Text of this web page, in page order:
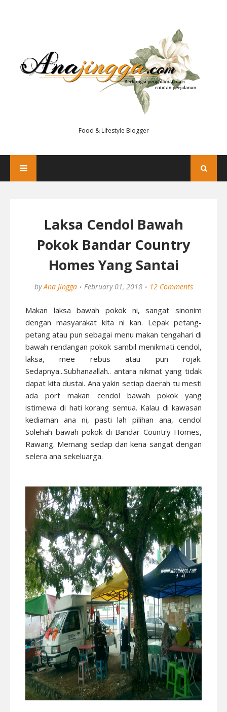
Food & Lifestyle Blogger
Laksa Cendol Bawah
Pokok Bandar Country
Homes Yang Santai
by Ana Jingga February 01, 2018 12 Comments
Makan laksa bawah pokok ni, sangat sinonim
dengan masyarakat kita ni kan. Lepak petang-
petang atau pun sebagai menu makan tengahari di
bawah rendangan pokok sambil menikmati cendol,
laksa, mee rebus atau pun rojak.
Sedapnya...Subhanaallah.. antara nikmat yang tidak
dapat kita dustai. Ana yakin setiap daerah tu mesti
ada port makan cendol bawah pokok yang
istimewa di hati korang semua. Kalau di kawasan
kediaman ana ni, pasti lah pilihan ana, cendol
Solehah bawah pokok di Bandar Country Homes,
Rawang. Memang sedap dan kena sangat dengan
selera ana sekeluarga.